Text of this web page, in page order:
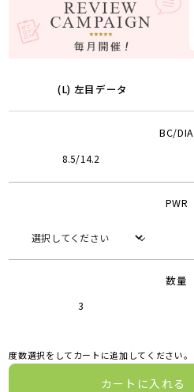
(L) 左目データ
BC/DIA
8.5/14.2
PWR
数量
3
度数選択をしてカートに追加してください。
カートに入れる